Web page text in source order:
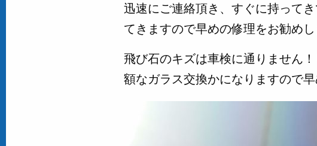
迅速にご連絡頂き、すぐに持って
てきますので早めの修理をお勧め
飛び石のキズは車検に通りません
額なガラス交換かになりますので